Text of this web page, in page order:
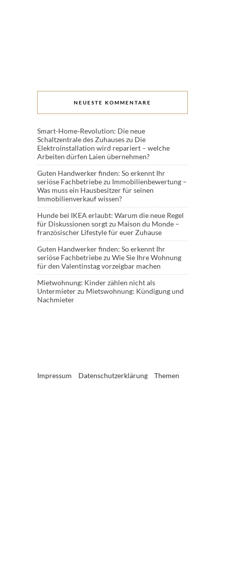
NEUESTE KOMMENTARE
Smart-Home-Revolution: Die neue
Schaltzentrale des Zuhauseszu Die
Elektroinstallation wird repariert – welche
Arbeiten dürfen Laien übernehmen?
Guten Handwerker finden: So erkennt Ihr
seriöse Fachbetriebezu Immobilienbewertung –
Was muss ein Hausbesitzer für seinen
Immobilienverkauf wissen?
Hunde bei IKEA erlaubt: Warum die neue Regel
für Diskussionen sorgtzu Maison du Monde –
französischer Lifestyle für euer Zuhause
Guten Handwerker finden: So erkennt Ihr
seriöse Fachbetriebezu Wie Sie Ihre Wohnung
für den Valentinstag vorzeigbar machen
Mietwohnung: Kinder zählen nicht als
Untermieterzu Mietswohnung: Kündigung und
Nachmieter
Impressum Datenschutzerklärung Themen